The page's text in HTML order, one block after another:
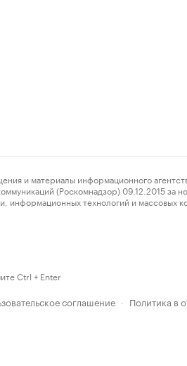
информационного
(Роскомнадзор) 09.12.2015
информационных технологий и
Ctrl + Enter
соглашение · Политика в